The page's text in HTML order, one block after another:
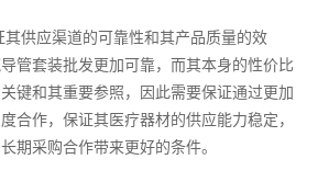
其供应渠道的可靠性和其产品质量的效
管套装批发更加可靠，而其本身的性价比
键和其重要参照，因此需要保证通过更加
合作，保证其医疗器材的供应能力稳定，
期采购合作带来更好的条件。